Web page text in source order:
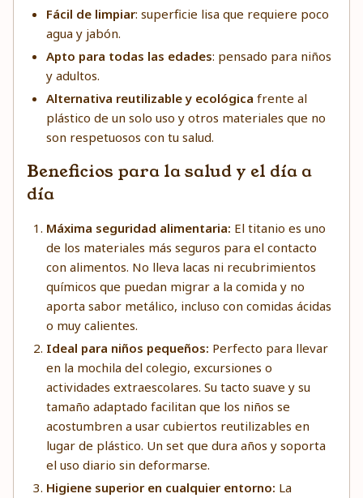
Fácil de limpiar: superficie lisa que requiere poco
agua y jabón.
Apto para todas las edades: pensado para niños
y adultos.
Alternativa reutilizable y ecológica frente al
plástico de un solo uso y otros materiales que no
son respetuosos con tu salud.
Beneficios para la salud y el día a
día
Máxima seguridad alimentaria: El titanio es uno
de los materiales más seguros para el contacto
con alimentos. No lleva lacas ni recubrimientos
químicos que puedan migrar a la comida y no
aporta sabor metálico, incluso con comidas ácidas
o muy calientes.
Ideal para niños pequeños: Perfecto para llevar
en la mochila del colegio, excursiones o
actividades extraescolares. Su tacto suave y su
tamaño adaptado facilitan que los niños se
acostumbren a usar cubiertos reutilizables en
lugar de plástico. Un set que dura años y soporta
el uso diario sin deformarse.
Higiene superior en cualquier entorno: La